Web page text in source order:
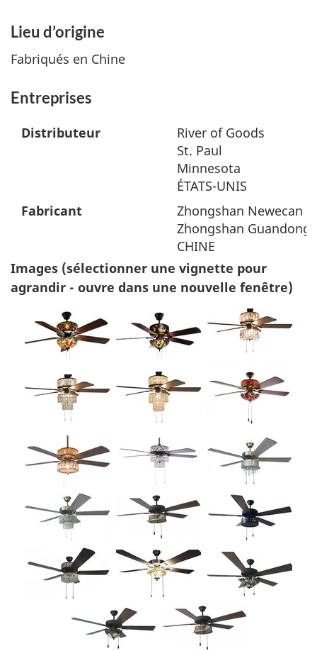
Lieu d’origine
Fabriqués en Chine
Entreprises
Distributeur
River of Goods
St. Paul
Minnesota
ÉTATS-UNIS
Fabricant
Zhongshan Newecan
Zhongshan Guandong
CHINE
Images (sélectionner une vignette pour
agrandir - ouvre dans une nouvelle fenêtre)